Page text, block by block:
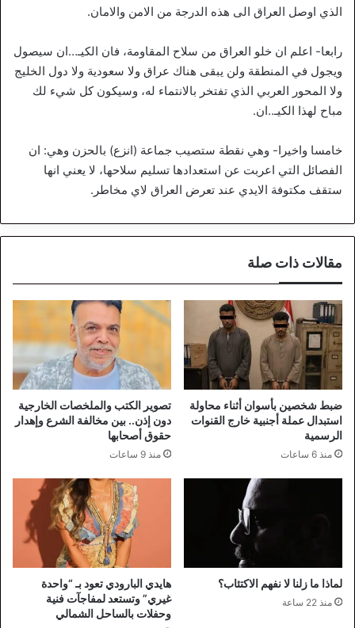
الذي اوصل العراق الى هذه الدرجة من الامن والامان.
رابعا- اعلم ان خلو العراق من سلاح المقاومة، فان الكيـ…ان سيصول
ويجول في المنطقة ولن يبقى هناك عراق ولا سعودية ولا دول الخليج
ولا المحور العربي الذي تفتخر بالانتماء له، وسيكون كل شيء لك
مباح لهذا الكيـ..ان.
خامسا واخيرا- وهي نقطة ستصيب جماعة (انزع) بالحزن وهي: ان
الفصائل التي اعربت عن استعدادها تسليم سلاحها، لا يعني انها
ستقف مكتوفة الايدي عند تعرض العراق لاي مخاطر.
مقالات ذات صلة
ضبط شخصين بأسوان أثناء محاولة
استبدال عملة أجنبية خارج القنوات
الرسمية
منذ 6 ساعات
تصوير الكتب والملخصات الخارجية
دون إذن.. بين مخالفة الشرع وإهدار
حقوق أصحابها
منذ 9 ساعات
لماذا ما زلنا لا نفهم الاكتئاب؟
منذ 22 ساعة
هايدي البارودي تعود بـ “واحدة
غيري” وتستعد لمفاجآت فنية
وحفلات بالساحل الشمالي